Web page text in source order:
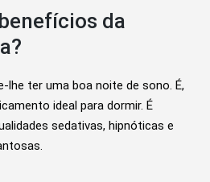
da
lhe ter uma boa noite de sono. É,
ideal para dormir. É
sedativas, hipnóticas e